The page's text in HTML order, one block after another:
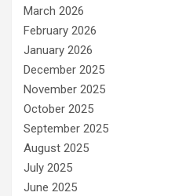
March 2026
February 2026
January 2026
December 2025
November 2025
October 2025
September 2025
August 2025
July 2025
June 2025